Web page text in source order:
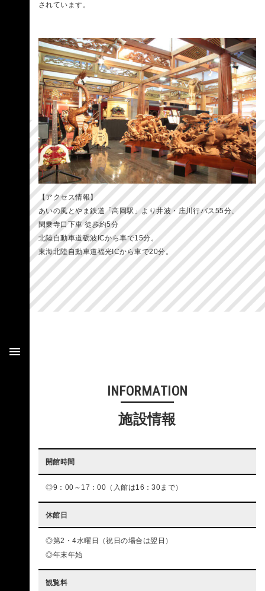
されています。
【アクセス情報】
あいの風とやま鉄道「高岡駅」より井波・庄川行バス55分、
閑乗寺口下車 徒歩約5分
北陸自動車道砺波ICから車で15分。
東海北陸自動車道福光ICから車で20分。
INFORMATION
施設情報
開館時間
9：00～17：00（入館は16：30まで）
休館日
第2・4水曜日（祝日の場合は翌日）
年末年始
観覧料